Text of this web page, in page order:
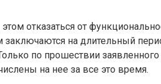
отказаться от
на длительный
по прошествии
на нее за все это время.